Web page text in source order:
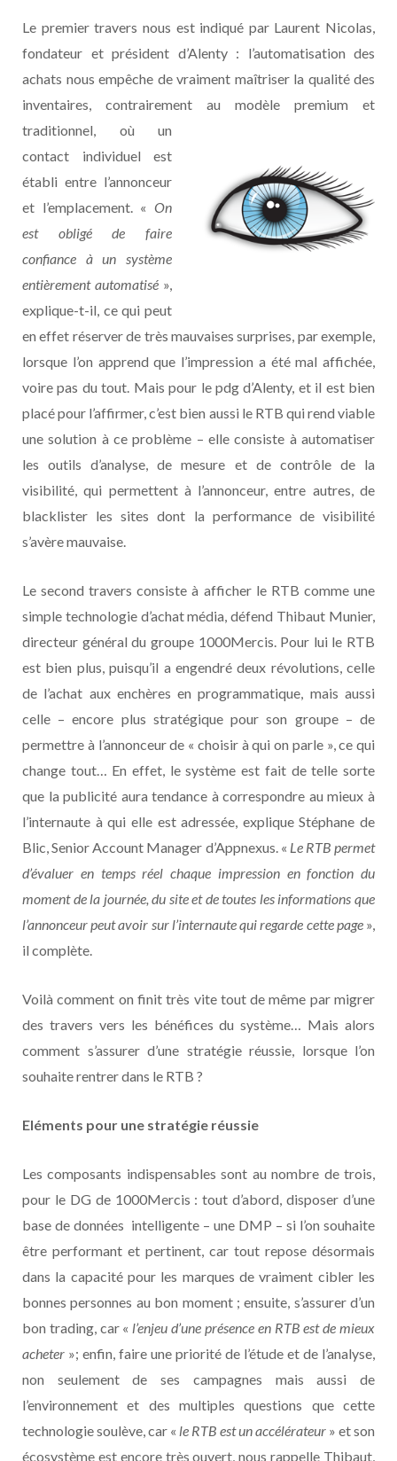
Le premier travers nous est indiqué par Laurent Nicolas,
fondateur et président d’Alenty : l’automatisation des
achats nous empêche de vraiment maîtriser la qualité des
inventaires, contrairement au modèle premium et
traditionnel, où un
contact individuel est
établi entre l’annonceur
et l’emplacement. « On
est obligé de faire
confiance à un système
entièrement automatisé »,
explique-t-il, ce qui peut
en effet réserver de très mauvaises surprises, par exemple,
lorsque l’on apprend que l’impression a été mal affichée,
voire pas du tout. Mais pour le pdg d’Alenty, et il est bien
placé pour l’affirmer, c’est bien aussi le RTB qui rend viable
une solution à ce problème – elle consiste à automatiser
les outils d’analyse, de mesure et de contrôle de la
visibilité, qui permettent à l’annonceur, entre autres, de
blacklister les sites dont la performance de visibilité
s’avère mauvaise.
Le second travers consiste à afficher le RTB comme une
simple technologie d’achat média, défend Thibaut Munier,
directeur général du groupe 1000Mercis. Pour lui le RTB
est bien plus, puisqu’il a engendré deux révolutions, celle
de l’achat aux enchères en programmatique, mais aussi
celle – encore plus stratégique pour son groupe – de
permettre à l’annonceur de « choisir à qui on parle », ce qui
change tout… En effet, le système est fait de telle sorte
que la publicité aura tendance à correspondre au mieux à
l’internaute à qui elle est adressée, explique Stéphane de
Blic, Senior Account Manager d’Appnexus. « Le RTB permet
d’évaluer en temps réel chaque impression en fonction du
moment de la journée, du site et de toutes les informations que
l’annonceur peut avoir sur l’internaute qui regarde cette page»,
il complète.
Voilà comment on finit très vite tout de même par migrer
des travers vers les bénéfices du système… Mais alors
comment s’assurer d’une stratégie réussie, lorsque l’on
souhaite rentrer dans le RTB ?
Eléments pour une stratégie réussie
Les composants indispensables sont au nombre de trois,
pour le DG de 1000Mercis : tout d’abord, disposer d’une
base de données intelligente – une DMP – si l’on souhaite
être performant et pertinent, car tout repose désormais
dans la capacité pour les marques de vraiment cibler les
bonnes personnes au bon moment ; ensuite, s’assurer d’un
bon trading, car « l’enjeu d’une présence en RTB est de mieux
acheter »; enfin, faire une priorité de l’étude et de l’analyse,
non seulement de ses campagnes mais aussi de
l’environnement et des multiples questions que cette
technologie soulève, car « le RTB est un accélérateur » et son
écosystème est encore très ouvert, nous rappelle Thibaut,